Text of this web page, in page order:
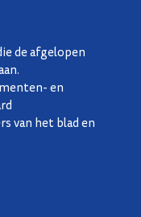
de afgelopen
en
van het blad en